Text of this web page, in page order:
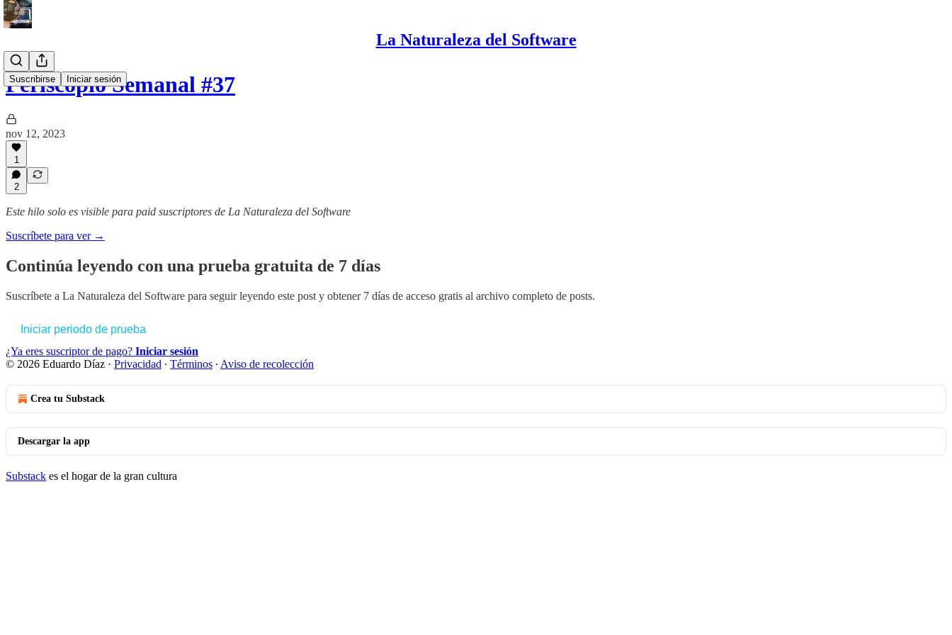
La Naturaleza del Software
Suscribirse Iniciar sesión
Periscopio Semanal #37
nov 12, 2023
1
2
Este hilo solo es visible para paid suscriptores de La Naturaleza del Software
Suscríbete para ver →
Continúa leyendo con una prueba gratuita de 7 días
Suscríbete a La Naturaleza del Software para seguir leyendo este post y obtener 7 días de acceso gratis al archivo completo de posts.
Iniciar periodo de prueba
¿Ya eres suscriptor de pago? Iniciar sesión
© 2026 Eduardo Díaz · Privacidad ∙ Términos ∙ Aviso de recolección
Crea tu Substack
Descargar la app
Substack es el hogar de la gran cultura